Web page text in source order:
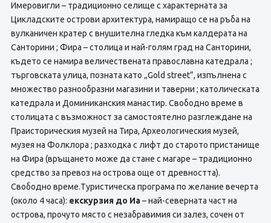
Имеровигли – традиционно селище с характерната за
Цикладските острови архитектура, намиращо се на ръба на
вулканичен кратер с внушителна гледка към калдерата на
Санторини ; Фира – столица и най-голям град на Санторини,
където се намира величественaта православна катедрала ;
търговската улица, позната като „Gold street”, изпълнена с
множество разнообразни магазини и таверни ; католическата
катедрала и Доминиканския манастир. Свободно време в
столицата с възможност за самостоятелно разглеждане на
Праисторическия музей на Тира, Археологическия музей,
музея на Фолклора ; разходка с лифт до старото пристанище
на Фира (връщането може да стане с магаре – традиционно
средство за превоз на острова още от древността).
Свободно време.Туристическа програма по желание вечерта
(около 4 часа): екскурзия до Иа– най-северната част на
острова, прочутo място с незабравимия си залез, сочен от